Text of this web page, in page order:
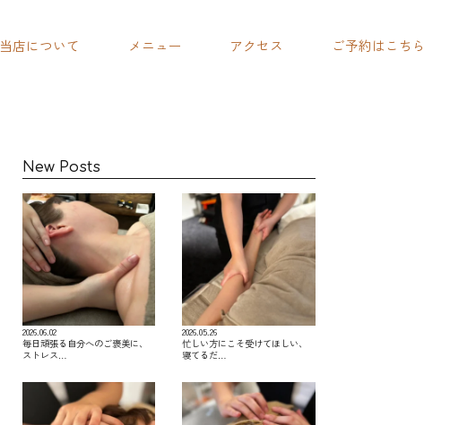
当店について メニュー アクセス ご予約はこちら
New Posts
2026.06.02
毎日頑張る自分へのご褒美に、
ストレス…
2026.05.26
忙しい方にこそ受けてほしい、
寝てるだ…